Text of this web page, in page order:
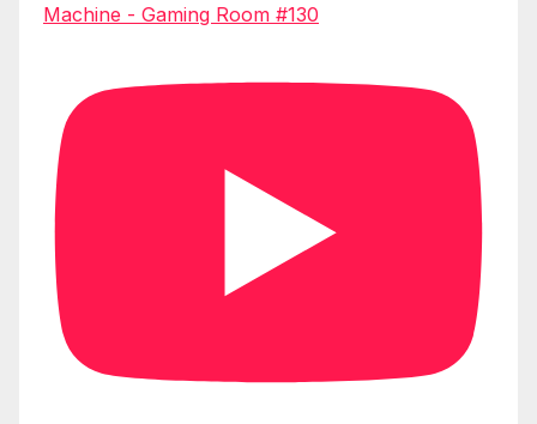
Machine - Gaming Room #130